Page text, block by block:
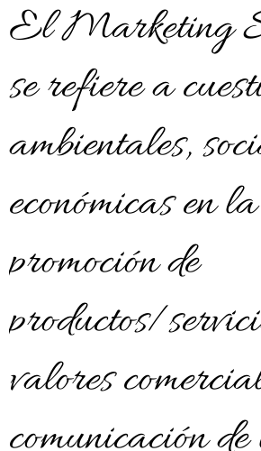
El Marketing
se refiere a
ambientales,
económicas en la
promoción de
productos/
valores